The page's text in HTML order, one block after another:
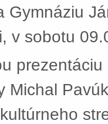
Gymnáziu
v sobotu
Michal